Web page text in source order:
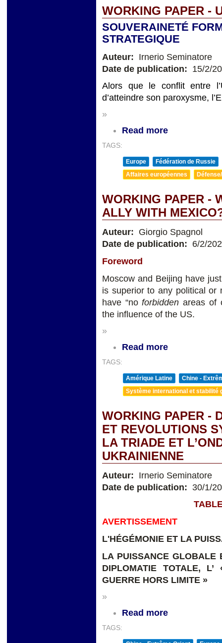
WORKING PAPER -
SOUVERAINETÉ
STRATEGIQUE
Auteur: Irnerio Seminatore
Date de publication: 15/2/
Alors que le conflit entre
d’atteindre son paroxysme,
»
Read more
TAGS:
Europe
Fédération de Russie
Affaires européennes
WORKING PAPER -
ALLY WITH
Auteur: Giorgio Spagnol
Date de publication: 6/2/
Foreword
Moscow and Beijing have
is superior to any political or
have “noforbiddenareas of
the influence of the US.
»
Read more
TAGS:
Amérique Latine
Chine -
Système international et stabilité
WORKING PAPER -
ET REVOLUTIONS
LA TRIADE ET
UKRAINIENNE
Auteur: Irnerio Seminatore
Date de publication: 30/1/
AVERTISSEMENT
L'HÉGÉMONIE ET LA
LA PUISSANCE GLOBALE
DIPLOMATIE TOTALE,
GUERRE HORS LIMITE »
»
Read more
TAGS: